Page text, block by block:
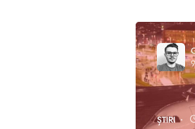
ȘTIRI